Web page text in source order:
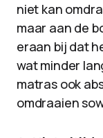
niet kan
maar aan de
eraan bij dat
wat minder
matras ook
omdraaien